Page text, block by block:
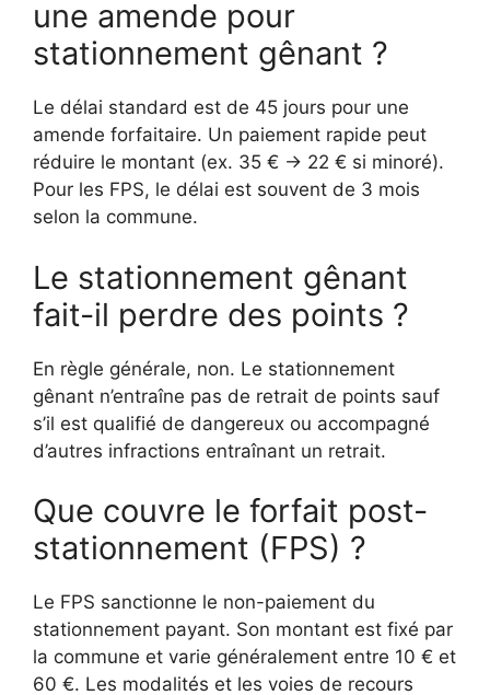
une amende pour
stationnement gênant ?
Le délai standard est de 45 jours pour une
amende forfaitaire. Un paiement rapide peut
réduire le montant (ex. 35 € → 22 € si minoré).
Pour les FPS, le délai est souvent de 3 mois
selon la commune.
Le stationnement gênant
fait-il perdre des points ?
En règle générale, non. Le stationnement
gênant n’entraîne pas de retrait de points sauf
s’il est qualifié de dangereux ou accompagné
d’autres infractions entraînant un retrait.
Que couvre le forfait post-
stationnement (FPS) ?
Le FPS sanctionne le non-paiement du
stationnement payant. Son montant est fixé par
la commune et varie généralement entre 10 € et
60 €. Les modalités et les voies de recours